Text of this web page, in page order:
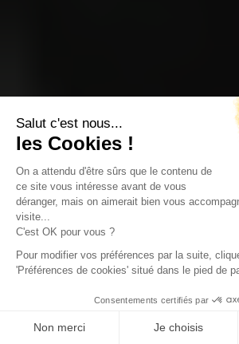
Salut c'est nous...
les Cookies !
On a attendu d'être sûrs que le contenu de
ce site vous intéresse avant de vous
déranger, mais on aimerait bien vous
visite...
C'est OK pour vous ?
Pour modifier vos préférences par la suite,
'Préférences de cookies' situé dans le pied de
Consentements certifiés par
Non merci Je choisis